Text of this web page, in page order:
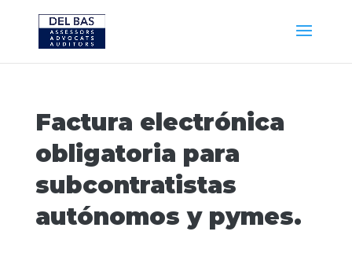
Factura electrónica
obligatoria para
subcontratistas
autónomos y pymes.